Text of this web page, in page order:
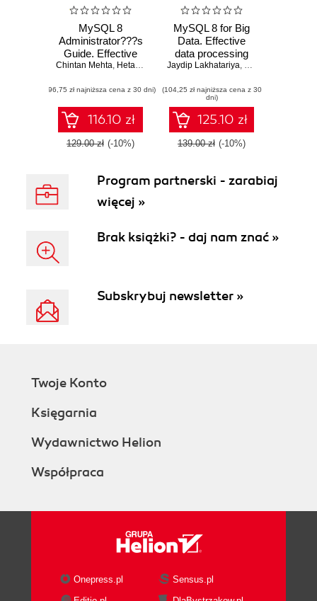
MySQL 8
Administrator???s
Guide. Effective
guide to
performance
MySQL 8 solutions
Chintan Mehta, Hetal Oza Subhash Shah,Ravi Shah
(96,75 zł najniższa cena z 30 dni)
116.10 zł
129.00 zł (-10%)
MySQL 8 for Big
Data. Effective
data processing
with MySQL 8,
APIs, and other Big
Data tools
Jaydip Lakhatariya, Chintan Mehta
(104,25 zł najniższa cena z 30
dni)
125.10 zł
139.00 zł (-10%)
Program partnerski - zarabiaj
więcej »
Brak książki? - daj nam znać »
Subskrybuj newsletter »
Twoje Konto
Księgarnia
Wydawnictwo Helion
Współpraca
Onepress.pl
Sensus.pl